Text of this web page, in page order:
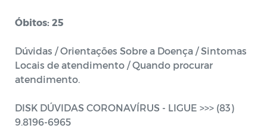
Óbitos: 25
Dúvidas / Orientações Sobre a Doença / Sintomas
Locais de atendimento / Quando procurar
atendimento.
DISK DÚVIDAS CORONAVÍRUS - LIGUE >>> (83)
9.8196-6965